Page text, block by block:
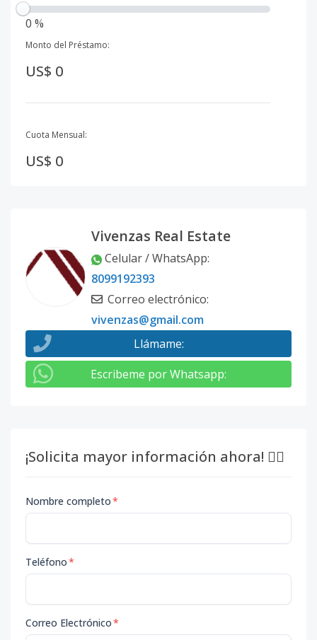
0 %
Monto del Préstamo:
US$ 0
Cuota Mensual:
US$ 0
Vivenzas Real Estate
Celular / WhatsApp:
8099192393
Correo electrónico:
vivenzas@gmail.com
Llámame:
Escribeme por Whatsapp:
¡Solicita mayor información ahora! 👇🏽
Nombre completo*
Teléfono*
Correo Electrónico*